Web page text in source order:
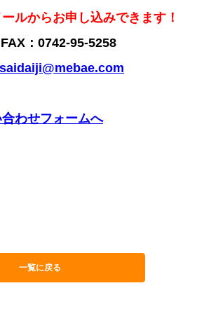
ルからお申し込みできます！
：0742-95-5258
saidaiji@mebae.com
合わせフォームへ
一覧に戻る